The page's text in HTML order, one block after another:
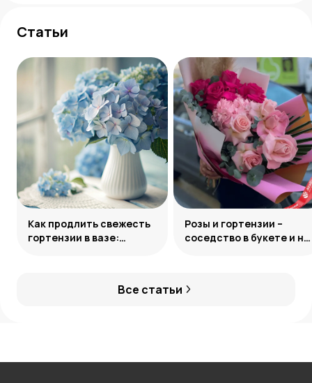
Статьи
Все статьи
Как продлить свежесть
гортензии в вазе:
Розы и гортензии –
соседство в букете и на